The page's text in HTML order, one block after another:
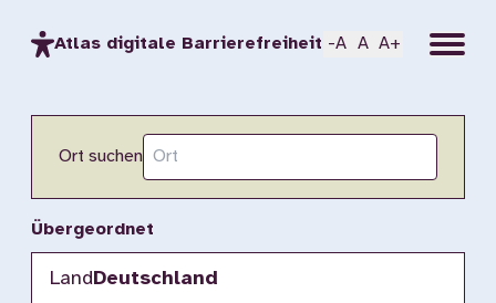
Atlas digitale Barrierefreiheit -A A A+ Menu
Ort suchen
Übergeordnet
LandDeutschland